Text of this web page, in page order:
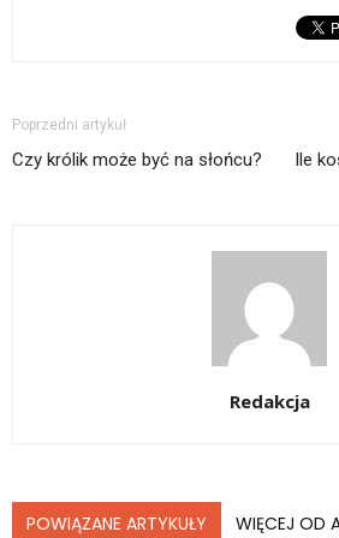
Poprzedni artykuł
Czy królik może być na słońcu? Ile
Redakcja
POWIĄZANE ARTYKUŁY WIĘCEJ OD